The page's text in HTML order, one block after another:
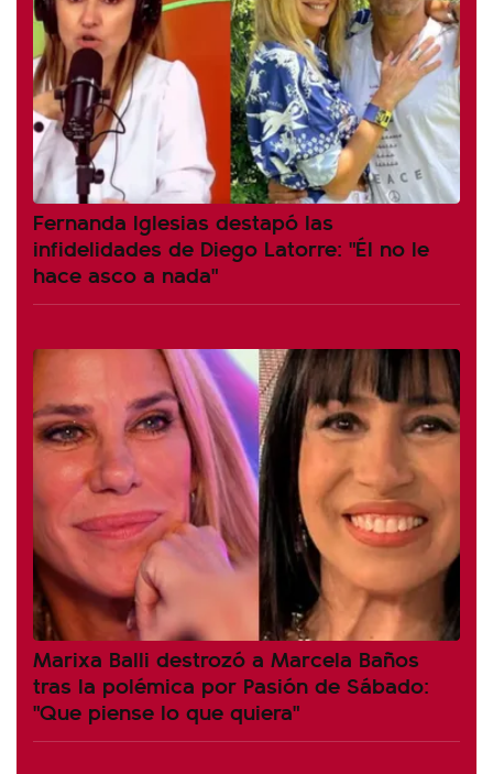
Fernanda Iglesias destapó las
infidelidades de Diego Latorre: "Él no le
hace asco a nada"
Marixa Balli destrozó a Marcela Baños
tras la polémica por Pasión de Sábado:
"Que piense lo que quiera"